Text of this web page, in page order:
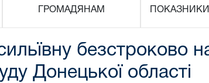
ГРОМАДЯНАМ ПОКАЗНИКИ
безстроково
Донецької області